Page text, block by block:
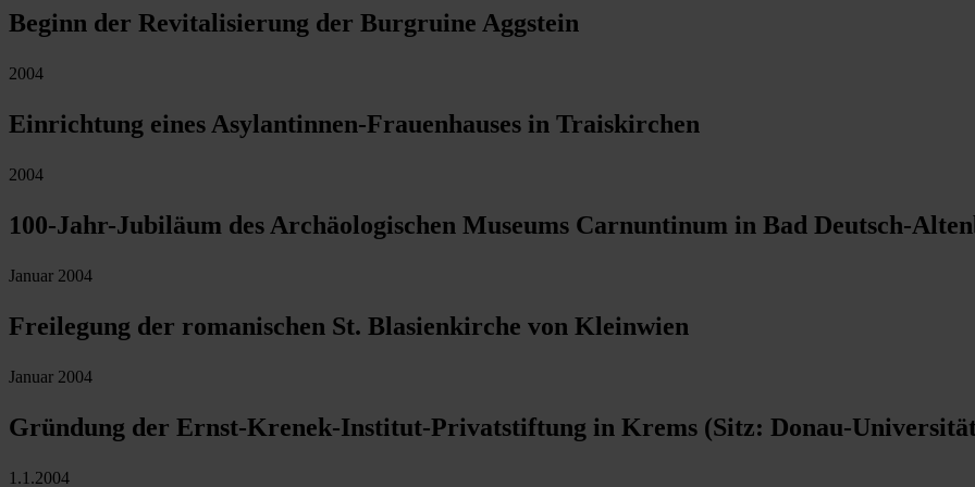
Beginn der Revitalisierung der Burgruine Aggstein
2004
Einrichtung eines Asylantinnen-Frauenhauses in Traiskirchen
2004
100-Jahr-Jubiläum des Archäologischen Museums Carnuntinum in Bad Deutsch-
Januar 2004
Freilegung der romanischen St. Blasienkirche von Kleinwien
Januar 2004
Gründung der Ernst-Krenek-Institut-Privatstiftung in Krems (Sitz: Donau-
1.1.2004